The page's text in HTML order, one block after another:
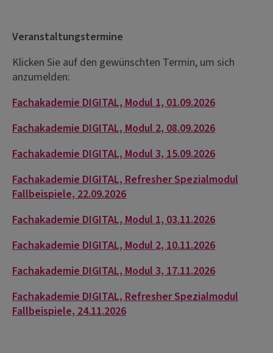
Veranstaltungstermine
Klicken Sie auf den gewünschten Termin, um sich
anzumelden:
Fachakademie DIGITAL, Modul 1, 01.09.2026
Fachakademie DIGITAL, Modul 2, 08.09.2026
Fachakademie DIGITAL, Modul 3, 15.09.2026
Fachakademie DIGITAL, Refresher Spezialmodul
Fallbeispiele, 22.09.2026
Fachakademie DIGITAL, Modul 1, 03.11.2026
Fachakademie DIGITAL, Modul 2, 10.11.2026
Fachakademie DIGITAL, Modul 3, 17.11.2026
Fachakademie DIGITAL, Refresher Spezialmodul
Fallbeispiele, 24.11.2026